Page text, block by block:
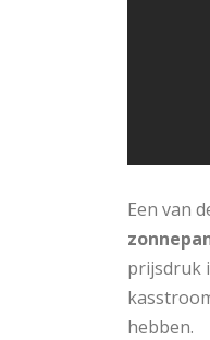
Een van
prijsdruk
hebben.